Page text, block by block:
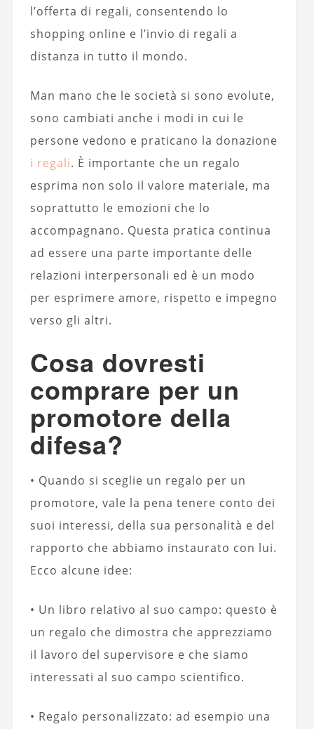
l’offerta di regali, consentendo lo
shopping online e l’invio di regali a
distanza in tutto il mondo.
Man mano che le società si sono evolute,
sono cambiati anche i modi in cui le
persone vedono e praticano la donazione
i regali. È importante che un regalo
esprima non solo il valore materiale, ma
soprattutto le emozioni che lo
accompagnano. Questa pratica continua
ad essere una parte importante delle
relazioni interpersonali ed è un modo
per esprimere amore, rispetto e impegno
verso gli altri.
Cosa dovresti
comprare per un
promotore della
difesa?
• Quando si sceglie un regalo per un
promotore, vale la pena tenere conto dei
suoi interessi, della sua personalità e del
rapporto che abbiamo instaurato con lui.
Ecco alcune idee:
• Un libro relativo al suo campo: questo è
un regalo che dimostra che apprezziamo
il lavoro del supervisore e che siamo
interessati al suo campo scientifico.
• Regalo personalizzato: ad esempio una